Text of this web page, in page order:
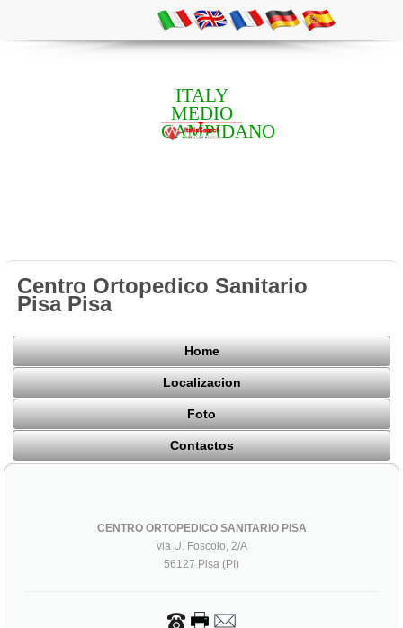
ITALY
MEDIO
CAMPIDANO
Centro Ortopedico Sanitario
Pisa Pisa
Home
Localizacion
Foto
Contactos
CENTRO ORTOPEDICO SANITARIO PISA
via U. Foscolo, 2/A
56127 Pisa (PI)